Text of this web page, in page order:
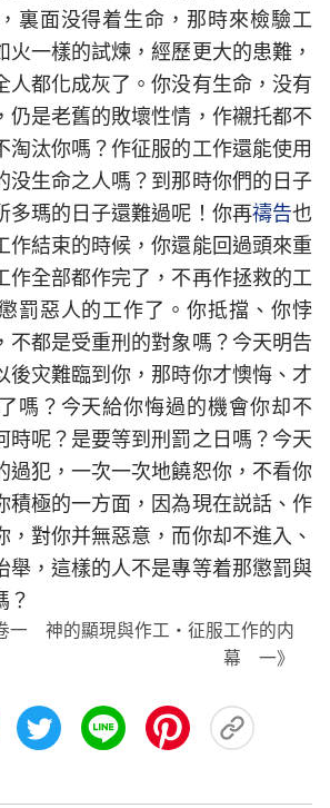
裏面没得着生命，那時來檢驗工
火一樣的試煉，經歷更大的患難，
人都化成灰了。你没有生命，没有
仍是老舊的敗壞性情，作襯托都不
淘汰你嗎？作征服的工作還能使用
没生命之人嗎？到那時你們的日子
多瑪的日子還難過呢！你再禱告也
作結束的時候，你還能回過頭來重
作全部都作完了，不再作拯救的工
罰惡人的工作了。你抵擋、你悖
不都是受重刑的對象嗎？今天明告
後灾難臨到你，那時你才懊悔、才
嗎？今天給你悔過的機會你却不
時呢？是要等到刑罰之日嗎？今天
過犯，一次一次地饒恕你，不看你
積極的一方面，因為現在説話、作
，對你并無惡意，而你却不進入、
舉，這樣的人不是專等着那懲罰與
？
神的顯現與作工・征服工作的内
幕 一》